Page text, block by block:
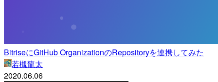
BitriseにGitHub OrganizationのRepositoryを連携してみた
若槻龍太
2020.06.06